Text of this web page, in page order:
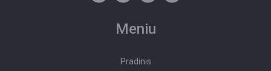
Meniu
Pradinis